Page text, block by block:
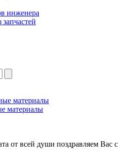
инженера
запчастей
материалы
материалы
от всей души поздравляем Вас с